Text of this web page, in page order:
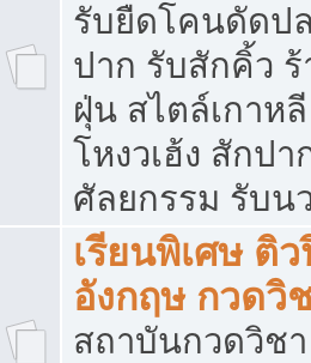
รับยืดโคนดัดป
ปาก รับสักคิ้ว
ฝุ่น สไตล์เกาห
โหงวเฮ้ง สักป
ศัลยกรรม รับน
เรียนพิเศษ ติ
อังกฤษ กวดวิ
สถาบันกวดวิช